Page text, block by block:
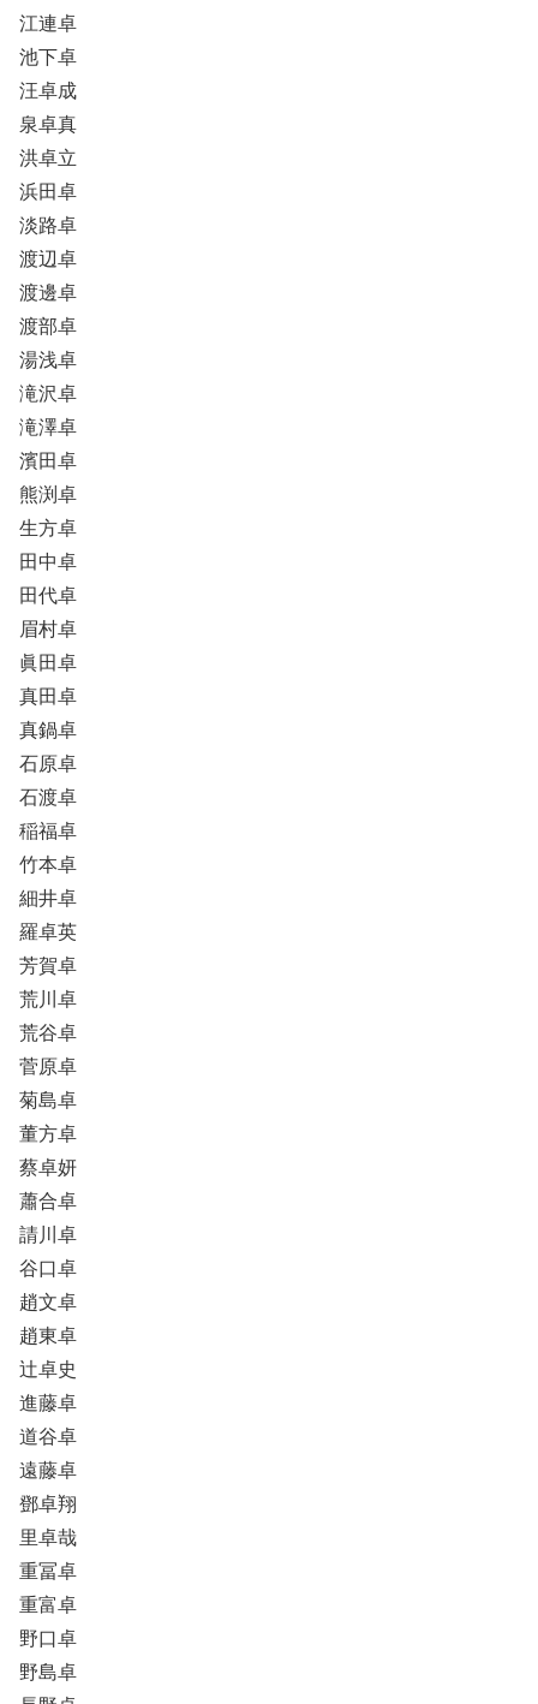
江連卓
池下卓
汪卓成
泉卓真
洪卓立
浜田卓
淡路卓
渡辺卓
渡邊卓
渡部卓
湯浅卓
滝沢卓
滝澤卓
濱田卓
熊渕卓
生方卓
田中卓
田代卓
眉村卓
眞田卓
真田卓
真鍋卓
石原卓
石渡卓
稲福卓
竹本卓
細井卓
羅卓英
芳賀卓
荒川卓
荒谷卓
菅原卓
菊島卓
董方卓
蔡卓妍
蕭合卓
請川卓
谷口卓
趙文卓
趙東卓
辻卓史
進藤卓
道谷卓
遠藤卓
鄧卓翔
里卓哉
重冨卓
重富卓
野口卓
野島卓